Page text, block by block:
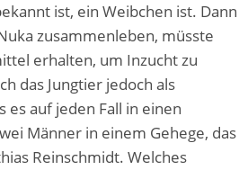
ist, ein Weibchen ist. Dann
zusammenleben, müsste
erhalten, um Inzucht zu
das Jungtier jedoch als
es auf jeden Fall in einen
Männer in einem Gehege, das
Reinschmidt. Welches